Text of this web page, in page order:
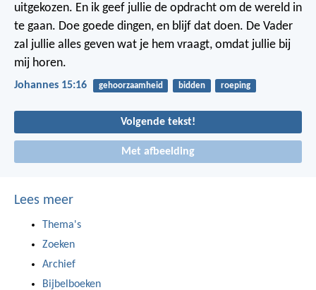
uitgekozen. En ik geef jullie de opdracht om de wereld in
te gaan. Doe goede dingen, en blijf dat doen. De Vader
zal jullie alles geven wat je hem vraagt, omdat jullie bij
mij horen.
Johannes 15:16 gehoorzaamheid bidden roeping
Volgende tekst!
Met afbeelding
Lees meer
Thema's
Zoeken
Archief
Bijbelboeken